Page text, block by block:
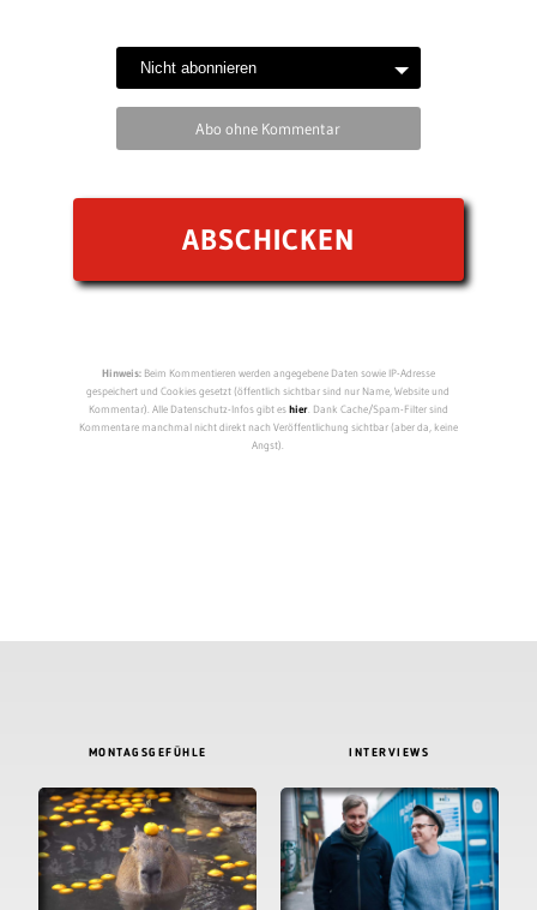
Abo ohne Kommentar
Hinweis:Beim Kommentieren werden angegebene Daten sowie IP-Adresse
gespeichert und Cookies gesetzt (öffentlich sichtbar sind nur Name, Website und
Kommentar). Alle Datenschutz-Infos gibt eshier. Dank Cache/Spam-Filter sind
Kommentare manchmal nicht direkt nach Veröffentlichung sichtbar (aber da, keine
Angst).
MONTAGSGEFÜHLE INTERVIEWS